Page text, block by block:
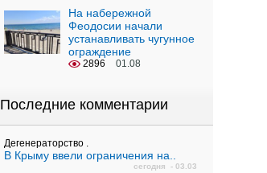
На набережной
Феодосии начали
устанавливать чугунное
ограждение
2896 01.08
Последние комментарии
Дегенераторство .
В Крыму ввели ограничения на..
сегодня - 03.03